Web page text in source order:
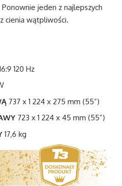
jeden z najlepszych
cienia wątpliwości.
120 Hz
737 x 1 224 x 275 mm (55”)
723 x 1 224 x 45 mm (55”)
17,6 kg